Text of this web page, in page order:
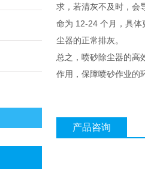
求，若清灰不及时，会
命为 12-24 个月，具体
尘器的正常排灰。
总之，喷砂除尘器的高
作用，保障喷砂作业的
产品咨询